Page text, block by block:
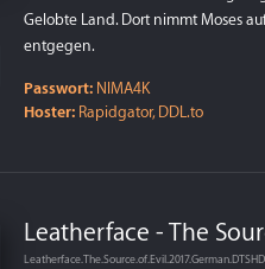
Gelobte Land. Dort nimmt Moses
entgegen.
Passwort: NIMA4K
Hoster: Rapidgator, DDL.to
Leatherface - The